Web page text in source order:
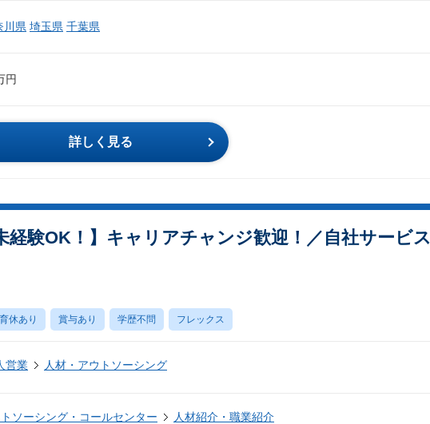
川県 埼玉県 千葉県
円
詳しく見る
経験OK！】キャリアチャンジ歓迎！／自社サービス
休あり 賞与あり 学歴不問 フレックス
営業 人材・アウトソーシング
ソーシング・コールセンター 人材紹介・職業紹介